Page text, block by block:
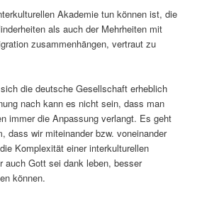
Akademie tun können ist, die
als auch der Mehrheiten mit
zusammenhängen, vertraut zu
die deutsche Gesellschaft erheblich
nach kann es nicht sein, dass man
immer die Anpassung verlangt. Es geht
dass wir miteinander bzw. voneinander
Komplexität einer interkulturellen
auch Gott sei dank leben, besser
können.